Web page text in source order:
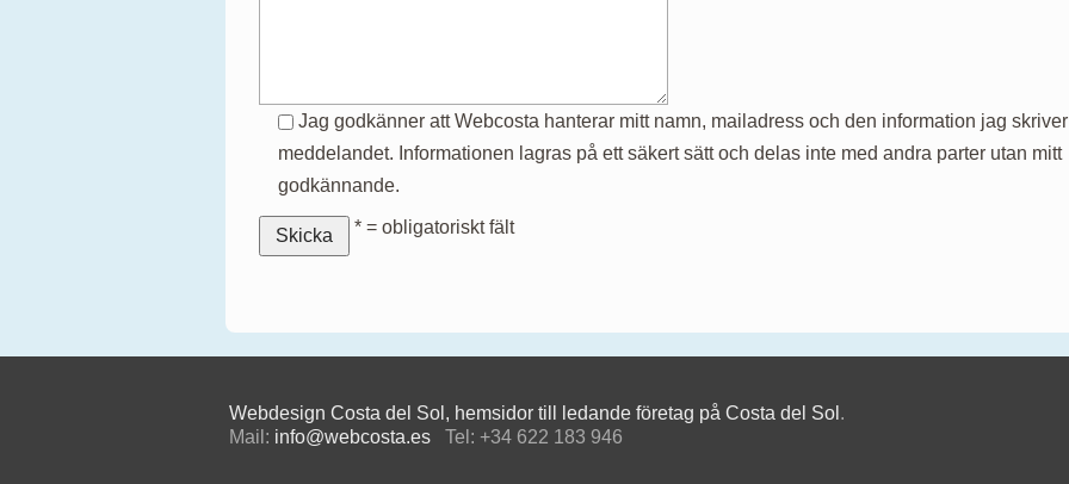
Jag godkänner att Webcosta hanterar mitt namn, mailadress och den information jag
meddelandet. Informationen lagras på ett säkert sätt och delas inte med andra parter utan mitt
godkännande.
* = obligatoriskt fält
Webdesign Costa del Sol, hemsidor till ledande företag på Costa del Sol .
Mail: info@webcosta.es Tel: +34 622 183 946